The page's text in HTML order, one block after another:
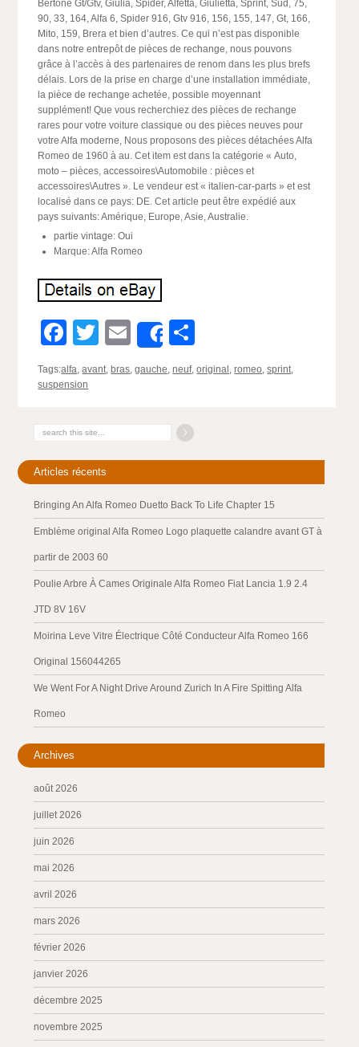
Bertone Gt/Gtv, Giulia, Spider, Alfetta, Giulietta, Sprint, Sud, 75,
90, 33, 164, Alfa 6, Spider 916, Gtv 916, 156, 155, 147, Gt, 166,
Mito, 159, Brera et bien d’autres. Ce qui n’est pas disponible
dans notre entrepôt de pièces de rechange, nous pouvons
grâce à l’accès à des partenaires de renom dans les plus brefs
délais. Lors de la prise en charge d’une installation immédiate,
la pièce de rechange achetée, possible moyennant
supplément! Que vous recherchiez des pièces de rechange
rares pour votre voiture classique ou des pièces neuves pour
votre Alfa moderne, Nous proposons des pièces détachées Alfa
Romeo de 1960 à au. Cet item est dans la catégorie « Auto,
moto – pièces, accessoires\Automobile : pièces et
accessoires\Autres ». Le vendeur est « italien-car-parts » et est
localisé dans ce pays: DE. Cet article peut être expédié aux
pays suivants: Amérique, Europe, Asie, Australie.
partie vintage: Oui
Marque: Alfa Romeo
Facebook
Twitter
EmailShare
Tags:alfa,avant, bras,gauche,neuf,original ,romeo,sprint,
suspension
Articles récents
Bringing An Alfa Romeo Duetto Back To Life Chapter 15
Emblème original Alfa Romeo Logo plaquette calandre avant GT à
partir de 2003 60
Poulie Arbre À Cames Originale Alfa Romeo Fiat Lancia 1.9 2.4
JTD 8V 16V
Moirina Leve Vitre Électrique Côté Conducteur Alfa Romeo 166
Original 156044265
We Went For A Night Drive Around Zurich In A Fire Spitting Alfa
Romeo
Archives
août 2026
juillet 2026
juin 2026
mai 2026
avril 2026
mars 2026
février 2026
janvier 2026
décembre 2025
novembre 2025